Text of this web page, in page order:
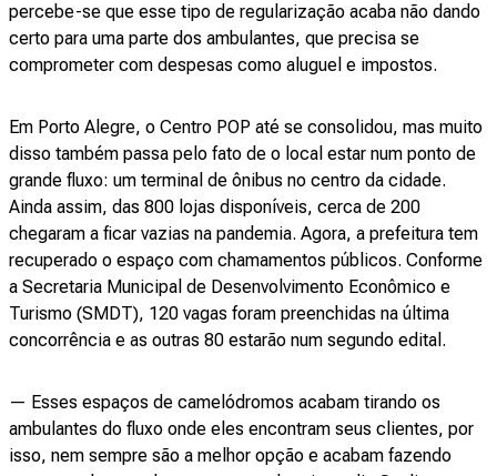
percebe-se que esse tipo de regularização acaba não dando
certo para uma parte dos ambulantes, que precisa se
comprometer com despesas como aluguel e impostos.
Em Porto Alegre, o Centro POP até se consolidou, mas muito
disso também passa pelo fato de o local estar num ponto de
grande fluxo: um terminal de ônibus no centro da cidade.
Ainda assim, das 800 lojas disponíveis, cerca de 200
chegaram a ficar vazias na pandemia. Agora, a prefeitura tem
recuperado o espaço com chamamentos públicos. Conforme
a Secretaria Municipal de Desenvolvimento Econômico e
Turismo (SMDT), 120 vagas foram preenchidas na última
concorrência e as outras 80 estarão num segundo edital.
— Esses espaços de camelódromos acabam tirando os
ambulantes do fluxo onde eles encontram seus clientes, por
isso, nem sempre são a melhor opção e acabam fazendo